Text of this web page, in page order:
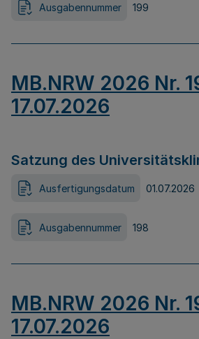
Ausgabennummer 199
MB.NRW 2026 Nr.
17.07.2026
Satzung des
Ausfertigungsdatum 01.07.2026
Ausgabennummer 198
MB.NRW 2026 Nr.
17.07.2026